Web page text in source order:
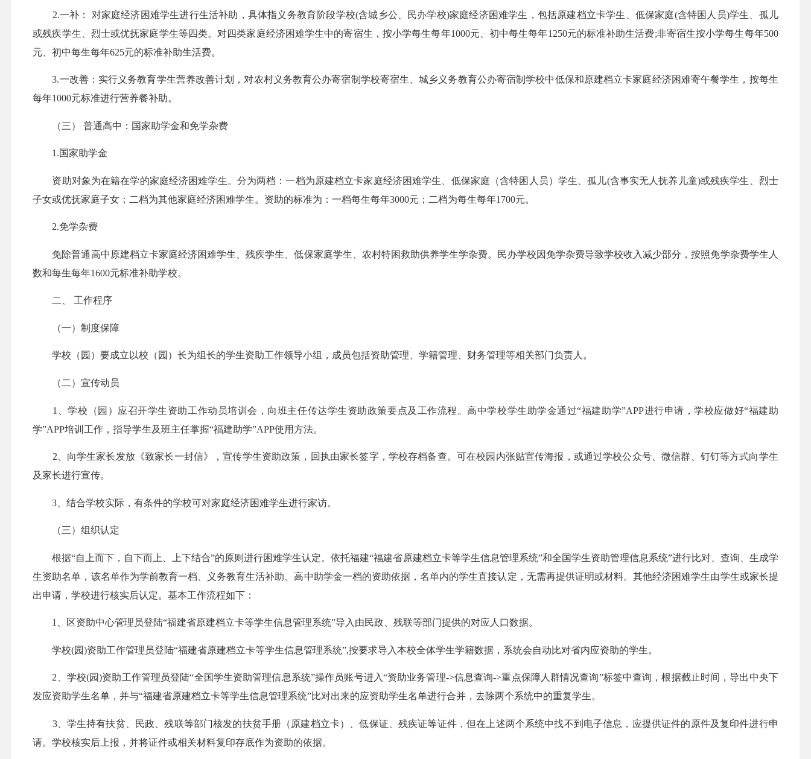
2.一补： 对家庭经济困难学生进行生活补助，具体指义务教育阶段学校(含城乡公、民办学校)家庭经济困难学生，包括原建档立卡学生、低保家庭(含特困人员)学生、孤儿
或残疾学生、烈士或优抚家庭学生等四类。对四类家庭经济困难学生中的寄宿生，按小学每生每年1000元、初中每生每年1250元的标准补助生活费;非寄宿生按小学每生每年500
元、初中每生每年625元的标准补助生活费。
3.一改善：实行义务教育学生营养改善计划，对农村义务教育公办寄宿制学校寄宿生、城乡义务教育公办寄宿制学校中低保和原建档立卡家庭经济困难寄午餐学生，按每生
每年1000元标准进行营养餐补助。
（三） 普通高中：国家助学金和免学杂费
1.国家助学金
资助对象为在籍在学的家庭经济困难学生。分为两档：一档为原建档立卡家庭经济困难学生、低保家庭（含特困人员）学生、孤儿(含事实无人抚养儿童)或残疾学生、烈士
子女或优抚家庭子女；二档为其他家庭经济困难学生。资助的标准为：一档每生每年3000元；二档为每生每年1700元。
2.免学杂费
免除普通高中原建档立卡家庭经济困难学生、残疾学生、低保家庭学生、农村特困救助供养学生学杂费。民办学校因免学杂费导致学校收入减少部分，按照免学杂费学生人
数和每生每年1600元标准补助学校。
二、 工作程序
（一）制度保障
学校（园）要成立以校（园）长为组长的学生资助工作领导小组，成员包括资助管理、学籍管理、财务管理等相关部门负责人。
（二）宣传动员
1、学校（园）应召开学生资助工作动员培训会，向班主任传达学生资助政策要点及工作流程。高中学校学生助学金通过“福建助学”APP进行申请，学校应做好“福建助
学”APP培训工作，指导学生及班主任掌握“福建助学”APP使用方法。
2、向学生家长发放《致家长一封信》，宣传学生资助政策，回执由家长签字，学校存档备查。可在校园内张贴宣传海报，或通过学校公众号、微信群、钉钉等方式向学生
及家长进行宣传。
3、结合学校实际，有条件的学校可对家庭经济困难学生进行家访。
（三）组织认定
根据“自上而下，自下而上、上下结合”的原则进行困难学生认定。依托福建“福建省原建档立卡等学生信息管理系统”和全国学生资助管理信息系统”进行比对、查询、生成学
生资助名单，该名单作为学前教育一档、义务教育生活补助、高中助学金一档的资助依据，名单内的学生直接认定，无需再提供证明或材料。其他经济困难学生由学生或家长提
出申请，学校进行核实后认定。基本工作流程如下：
1、区资助中心管理员登陆“福建省原建档立卡等学生信息管理系统”导入由民政、残联等部门提供的对应人口数据。
学校(园)资助工作管理员登陆“福建省原建档立卡等学生信息管理系统”,按要求导入本校全体学生学籍数据，系统会自动比对省内应资助的学生。
2、学校(园)资助工作管理员登陆“全国学生资助管理信息系统”操作员账号进入“资助业务管理->信息查询->重点保障人群情况查询”标签中查询，根据截止时间，导出中央下
发应资助学生名单，并与“福建省原建档立卡等学生信息管理系统”比对出来的应资助学生名单进行合并，去除两个系统中的重复学生。
3、学生持有扶贫、民政、残联等部门核发的扶贫手册（原建档立卡）、低保证、残疾证等证件，但在上述两个系统中找不到电子信息，应提供证件的原件及复印件进行申
请。学校核实后上报，并将证件或相关材料复印存底作为资助的依据。